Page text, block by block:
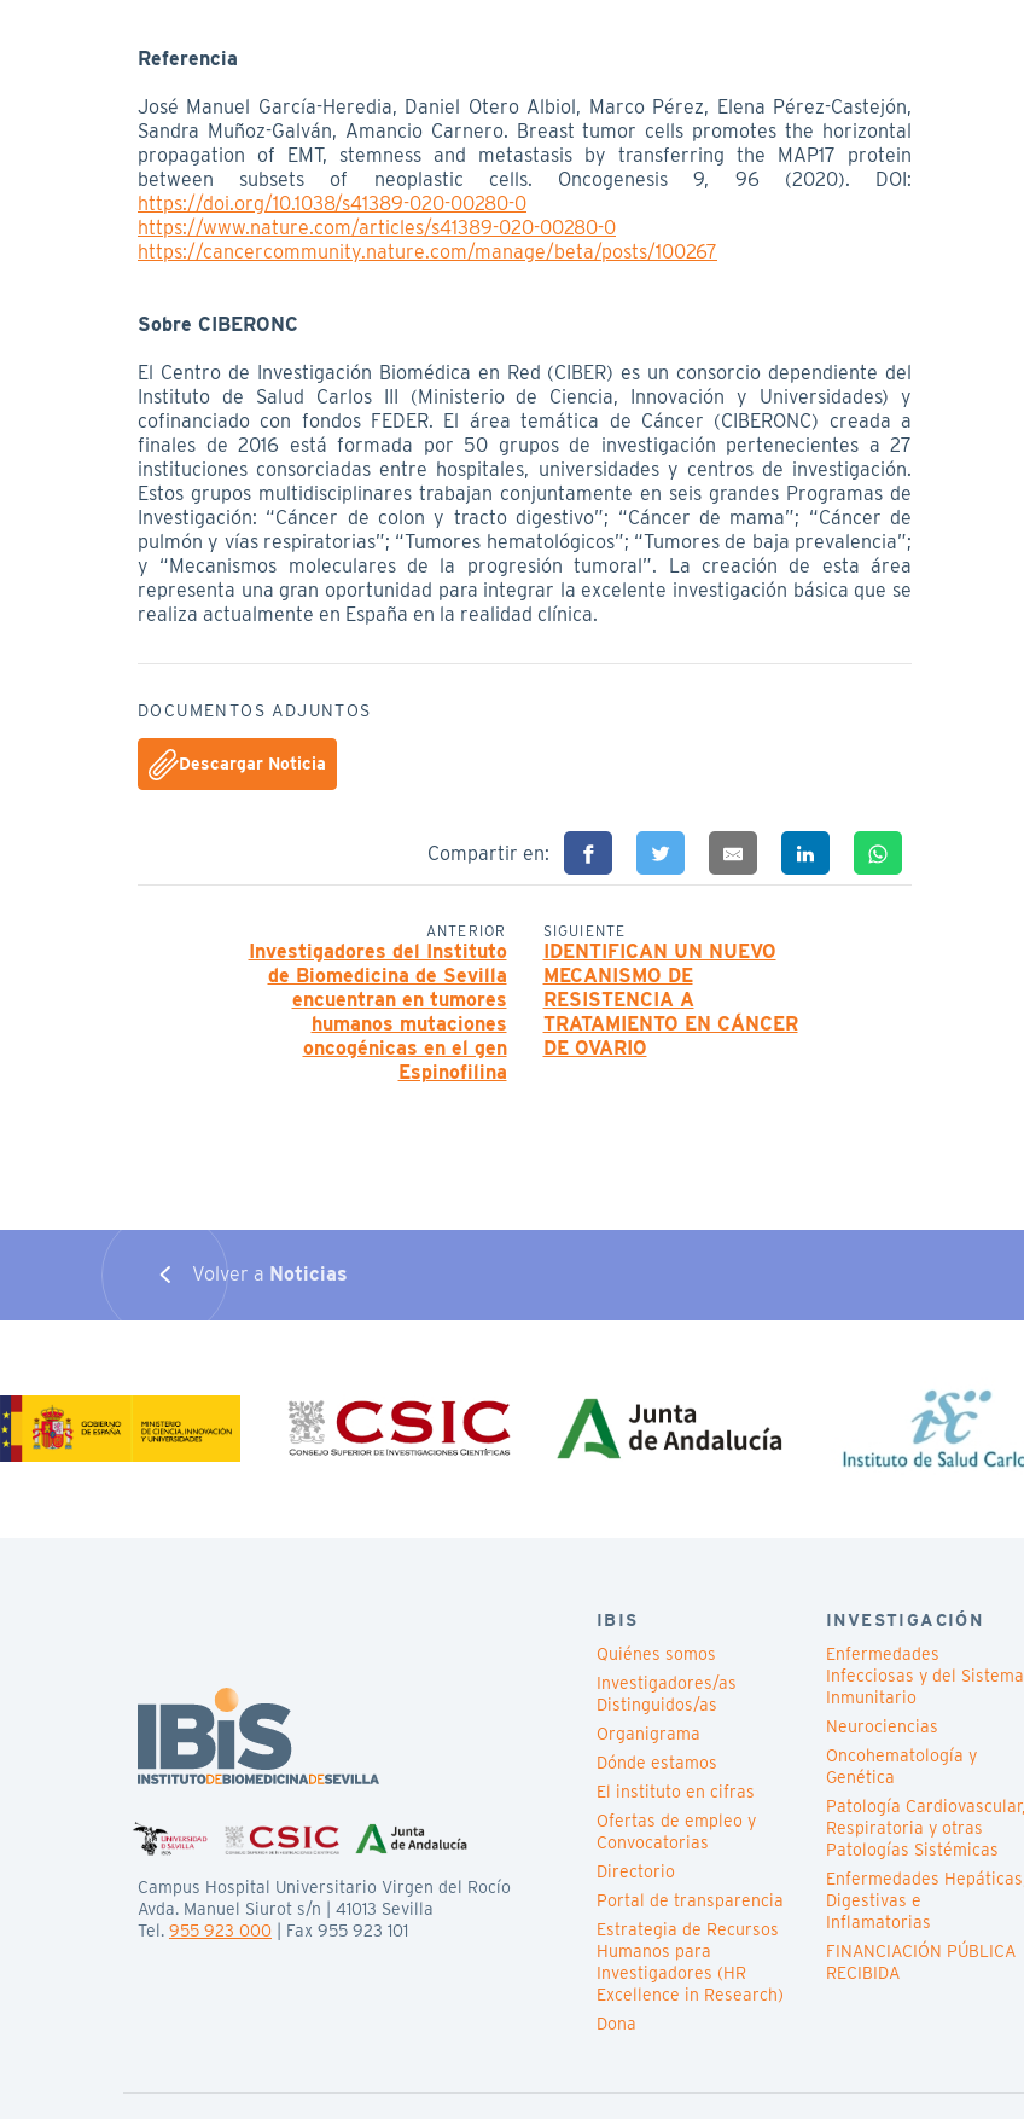
Referencia
José Manuel García-Heredia, Daniel Otero Albiol, Marco Pérez, Elena Pérez-Castejón,
Sandra Muñoz-Galván, Amancio Carnero. Breast tumor cells promotes the horizontal
propagation of EMT, stemness and metastasis by transferring the MAP17 protein
between subsets of neoplastic cells. Oncogenesis 9, 96 (2020). DOI:
https://doi.org/10.1038/s41389-020-00280-0
https://www.nature.com/articles/s41389-020-00280-0
https://cancercommunity.nature.com/manage/beta/posts/100267
Sobre CIBERONC
El Centro de Investigación Biomédica en Red (CIBER) es un consorcio dependiente del
Instituto de Salud Carlos III (Ministerio de Ciencia, Innovación y Universidades) y
cofinanciado con fondos FEDER. El área temática de Cáncer (CIBERONC) creada a
finales de 2016 está formada por 50 grupos de investigación pertenecientes a 27
instituciones consorciadas entre hospitales, universidades y centros de investigación.
Estos grupos multidisciplinares trabajan conjuntamente en seis grandes Programas de
Investigación: “Cáncer de colon y tracto digestivo”; “Cáncer de mama”; “Cáncer de
pulmón y vías respiratorias”; “Tumores hematológicos”; “Tumores de baja prevalencia”;
y “Mecanismos moleculares de la progresión tumoral”. La creación de esta área
representa una gran oportunidad para integrar la excelente investigación básica que se
realiza actualmente en España en la realidad clínica.
DOCUMENTOS ADJUNTOS
Descargar Noticia
Compartir en:
ANTERIOR
Investigadores del Instituto
de Biomedicina de Sevilla
encuentran en tumores
humanos mutaciones
oncogénicas en el gen
Espinofilina
SIGUIENTE
IDENTIFICAN UN NUEVO
MECANISMO DE
RESISTENCIA A
TRATAMIENTO EN CÁNCER
DE OVARIO
Volver a Noticias
Campus Hospital Universitario Virgen del Rocío
Avda. Manuel Siurot s/n | 41013 Sevilla
Tel. 955 923 000 | Fax 955 923 101
IBIS
Quiénes somos
Investigadores/as
Distinguidos/as
Organigrama
Dónde estamos
El instituto en cifras
Ofertas de empleo y
Convocatorias
Directorio
Portal de transparencia
Estrategia de Recursos
Humanos para
Investigadores (HR
Excellence in Research)
Dona
INVESTIGACIÓN
Enfermedades
Infecciosas y del Sistema
Inmunitario
Neurociencias
Oncohematología y
Genética
Patología Cardiovascular,
Respiratoria y otras
Patologías Sistémicas
Enfermedades Hepáticas,
Digestivas e
Inflamatorias
FINANCIACIÓN PÚBLICA
RECIBIDA